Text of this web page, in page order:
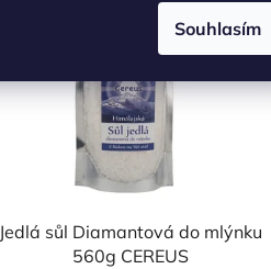
Souhlasím
Jedlá sůl Diamantová do mlýnku
560g CEREUS